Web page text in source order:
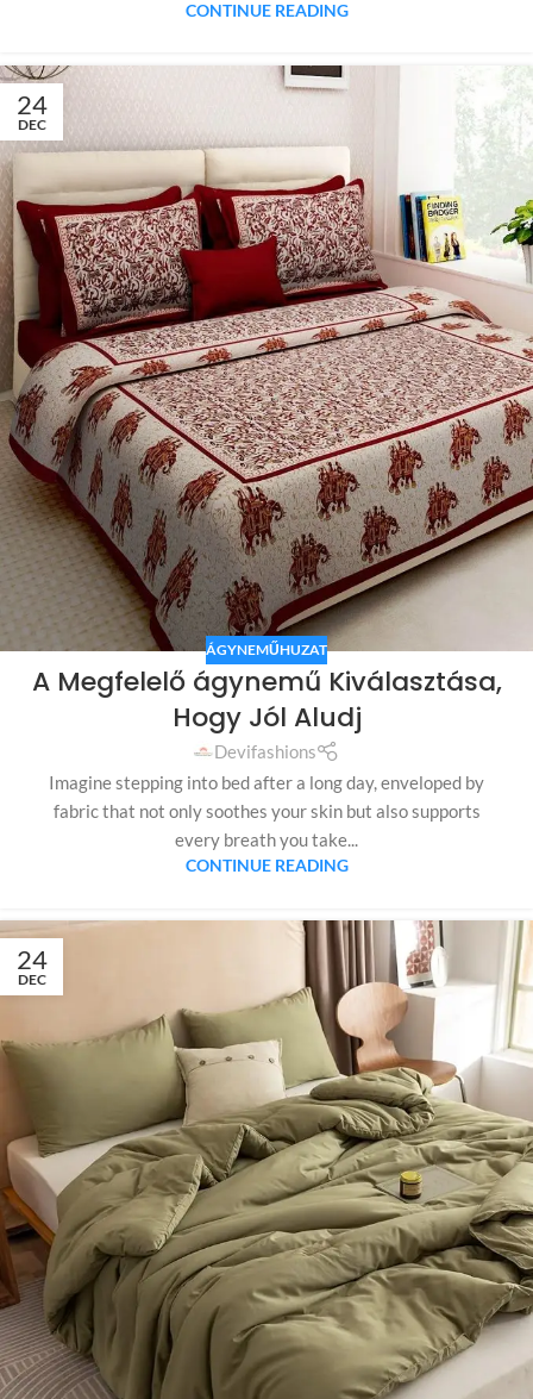
CONTINUE READING
24
DEC
ÁGYNEMŰHUZAT
A Megfelelő ágynemű Kiválasztása,
Hogy Jól Aludj
Devifashions
Imagine stepping into bed after a long day, enveloped by
fabric that not only soothes your skin but also supports
every breath you take...
CONTINUE READING
24
DEC